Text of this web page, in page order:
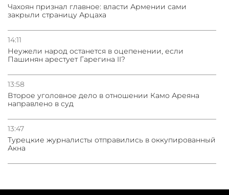
Чахоян признал главное: власти Армении сами
закрыли страницу Арцаха
14:11
Неужели народ останется в оцепенении, если
Пашинян арестует Гарегина II?
13:58
Второе уголовное дело в отношении Камо Ареяна
направлено в суд
13:47
Турецкие журналисты отправились в оккупированный
Акна